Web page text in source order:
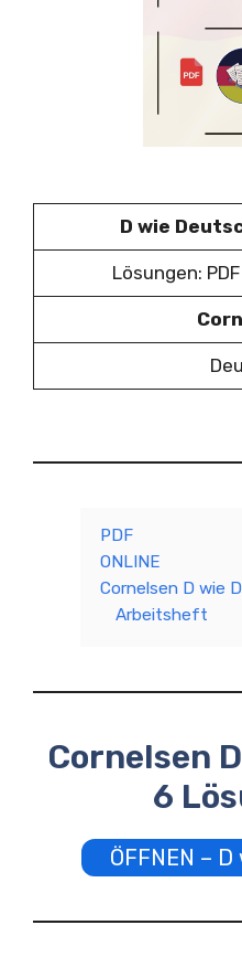
D wie
Lösungen:
PDF
ONLINE
Cornelsen D wie
Arbeitsheft
Cornelsen
6
ÖFFNEN –